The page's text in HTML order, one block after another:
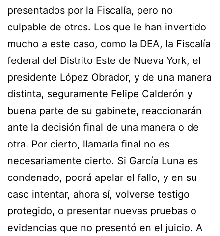
presentados por la Fiscalía, pero no
culpable de otros. Los que le han invertido
mucho a este caso, como la DEA, la Fiscalía
federal del Distrito Este de Nueva York, el
presidente López Obrador, y de una manera
distinta, seguramente Felipe Calderón y
buena parte de su gabinete, reaccionarán
ante la decisión final de una manera o de
otra. Por cierto, llamarla final no es
necesariamente cierto. Si García Luna es
condenado, podrá apelar el fallo, y en su
caso intentar, ahora sí, volverse testigo
protegido, o presentar nuevas pruebas o
evidencias que no presentó en el juicio. A